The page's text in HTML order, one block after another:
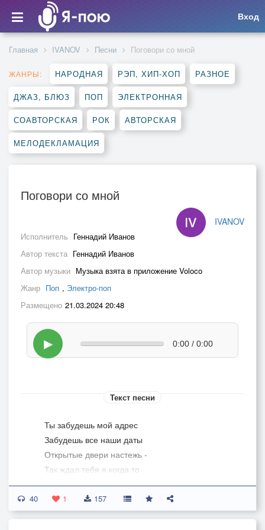
Вход
Главная IVANOV Песни Поговори со мной
ЖАНРЫ: НАРОДНАЯ РЭП, ХИП-ХОП РАЗНОЕ
ДЖАЗ, БЛЮЗ ПОП ЭЛЕКТРОННАЯ
СОАВТОРСКАЯ РОК АВТОРСКАЯ
МЕЛОДЕКЛАМАЦИЯ
Поговори со мной
IVANOV
Исполнитель Геннадий Иванов
Автор текста Геннадий Иванов
Автор музыки Музыка взята в приложение Voloco
Жанр Поп , Электро-поп
Размещено 21.03.2024 20:48
▶ 0:00 / 0:00
Текст песни
Ты забудешь мой адрес
Забудешь все наши даты
Открытые двери настежь -
Так ждал тебя я когда то
Сотни звонков напрасных
И миллион сообщений
Я без вины виноватый
40 1 157